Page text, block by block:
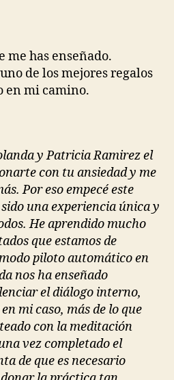
me has enseñado.
de los mejores regalos
en mi camino.
y Patricia Ramirez el
con tu ansiedad y me
Por eso empecé este
una experiencia única y
He aprendido mucho
que estamos de
piloto automático en
nos ha enseñado
el diálogo interno,
mi caso, más de lo que
con la meditación
vez completado el
de que es necesario